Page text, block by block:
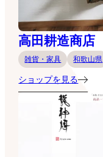
高田耕造商店
雑貨・家具 和歌山県
ショップを見る